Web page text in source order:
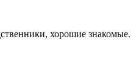
хорошие знакомые.